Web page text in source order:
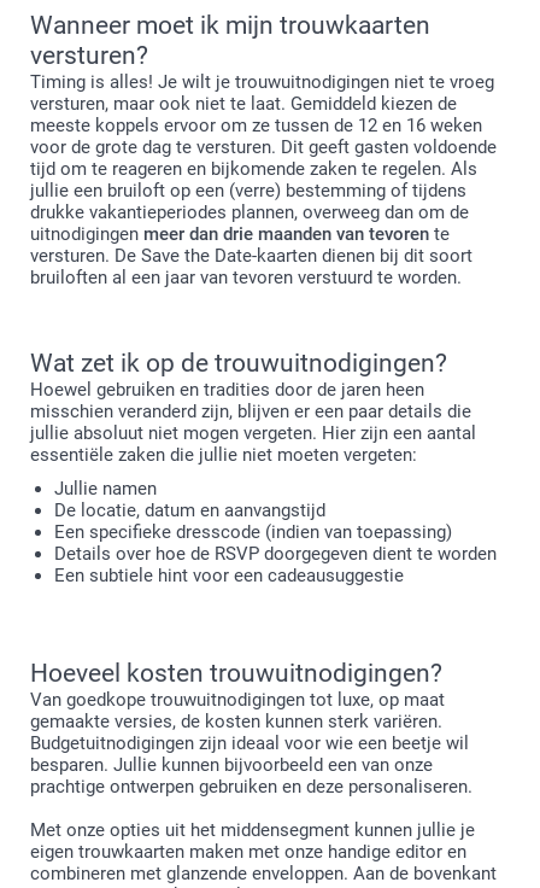
Wanneer moet ik mijn trouwkaarten
versturen?
Timing is alles! Je wilt je trouwuitnodigingen niet te vroeg
versturen, maar ook niet te laat. Gemiddeld kiezen de
meeste koppels ervoor om ze tussen de 12 en 16 weken
voor de grote dag te versturen. Dit geeft gasten voldoende
tijd om te reageren en bijkomende zaken te regelen. Als
jullie een bruiloft op een (verre) bestemming of tijdens
drukke vakantieperiodes plannen, overweeg dan om de
uitnodigingen meer dan drie maanden van tevoren te
versturen. De Save the Date-kaarten dienen bij dit soort
bruiloften al een jaar van tevoren verstuurd te worden.
Wat zet ik op de trouwuitnodigingen?
Hoewel gebruiken en tradities door de jaren heen
misschien veranderd zijn, blijven er een paar details die
jullie absoluut niet mogen vergeten. Hier zijn een aantal
essentiële zaken die jullie niet moeten vergeten:
Jullie namen
De locatie, datum en aanvangstijd
Een specifieke dresscode (indien van toepassing)
Details over hoe de RSVP doorgegeven dient te worden
Een subtiele hint voor een cadeausuggestie
Hoeveel kosten trouwuitnodigingen?
Van goedkope trouwuitnodigingen tot luxe, op maat
gemaakte versies, de kosten kunnen sterk variëren.
Budgetuitnodigingen zijn ideaal voor wie een beetje wil
besparen. Jullie kunnen bijvoorbeeld een van onze
prachtige ontwerpen gebruiken en deze personaliseren.
Met onze opties uit het middensegment kunnen jullie je
eigen trouwkaarten maken met onze handige editor en
combineren met glanzende enveloppen. Aan de bovenkant